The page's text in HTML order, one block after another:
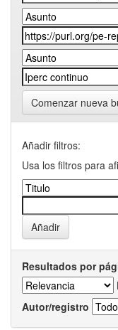
Comenzar nueva
Añadir filtros:
Usa los filtros para
Resultados por
Autor/registro